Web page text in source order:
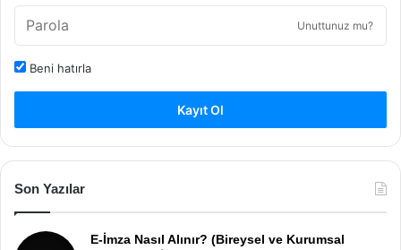
Unuttunuz mu?
Beni hatırla
Kayıt Ol
Son Yazılar
E-İmza Nasıl Alınır? (Bireysel ve Kurumsal